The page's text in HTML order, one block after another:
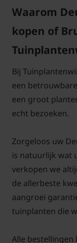
Waarom
kopen of
Bij
een
een groot
echt bezoeken.
Zorgeloos uw
is natuurlijk wat
verkopen we
de allerbeste
aangroei
tuinplanten die
Alle bestellingen